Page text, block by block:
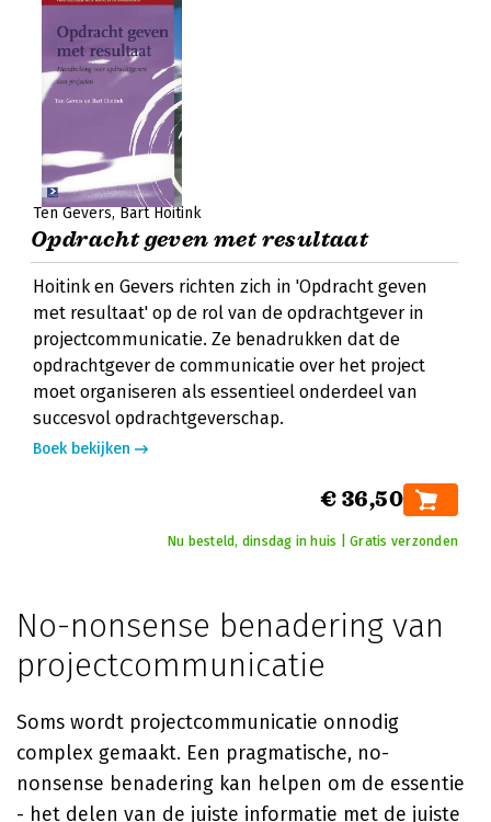
Ten Gevers Bart Hoitink
Opdracht geven met resultaat
Hoitink en Gevers richten zich in 'Opdracht geven
met resultaat' op de rol van de opdrachtgever in
projectcommunicatie. Ze benadrukken dat de
opdrachtgever de communicatie over het project
moet organiseren als essentieel onderdeel van
succesvol opdrachtgeverschap.
Boek bekijken
€ 36,50
Nu besteld, dinsdag in huis | Gratis verzonden
No-nonsense benadering van
projectcommunicatie
Soms wordt projectcommunicatie onnodig
complex gemaakt. Een pragmatische, no-
nonsense benadering kan helpen om de essentie
- het delen van de juiste informatie met de juiste